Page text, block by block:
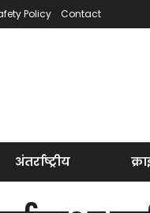
Policy Contact
अंतर्राष्ट्रीय